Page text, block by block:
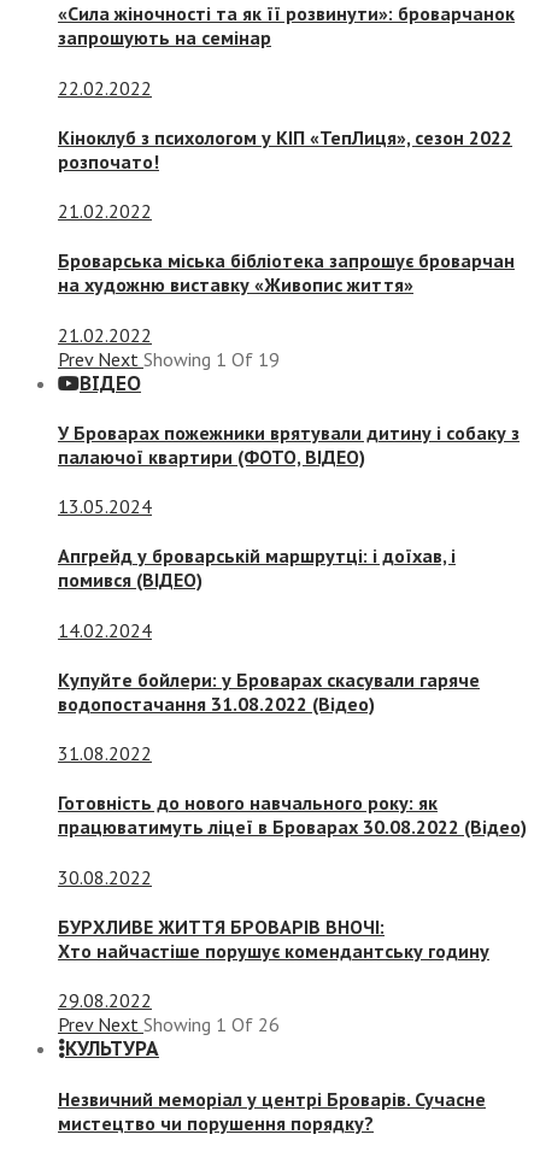
«Сила жіночності та як її розвинути»: броварчанок
запрошують на семінар
22.02.2022
Кіноклуб з психологом у КІП «ТепЛиця», сезон 2022
розпочато!
21.02.2022
Броварська міська бібліотека запрошує броварчан
на художню виставку «Живопис життя»
21.02.2022
Prev Next Showing 1 Of 19
ВІДЕО
У Броварах пожежники врятували дитину і собаку з
палаючої квартири (ФОТО, ВІДЕО)
13.05.2024
Апгрейд у броварській маршрутці: і доїхав, і
помився (ВІДЕО)
14.02.2024
Купуйте бойлери: у Броварах скасували гаряче
водопостачання 31.08.2022 (Відео)
31.08.2022
Готовність до нового навчального року: як
працюватимуть ліцеї в Броварах 30.08.2022 (Відео)
30.08.2022
БУРХЛИВЕ ЖИТТЯ БРОВАРІВ ВНОЧІ:
Хто найчастіше порушує комендантську годину
29.08.2022
Prev Next Showing 1 Of 26
КУЛЬТУРА
Незвичний меморіал у центрі Броварів. Сучасне
мистецтво чи порушення порядку?